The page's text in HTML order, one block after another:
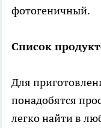
фотогеничный.
Список
Для
понадобятся
легко найти в